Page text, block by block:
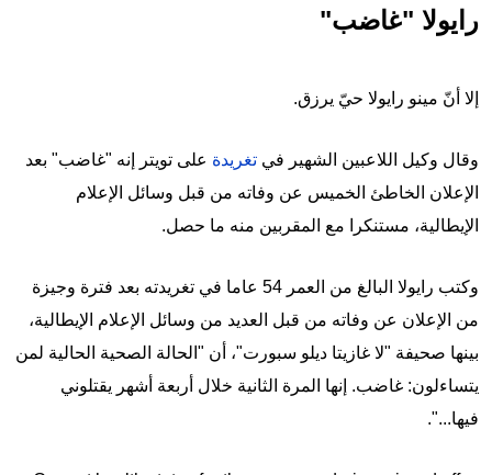
رايولا "غاضب"
إلا أنّ مينو رايولا حيّ يرزق.
وقال وكيل اللاعبين الشهير في تغريدة على تويتر إنه "غاضب" بعد
الإعلان الخاطئ الخميس عن وفاته من قبل وسائل الإعلام
الإيطالية، مستنكرا مع المقربين منه ما حصل.
وكتب رايولا البالغ من العمر 54 عاما في تغريدته بعد فترة وجيزة
من الإعلان عن وفاته من قبل العديد من وسائل الإعلام الإيطالية،
بينها صحيفة "لا غازيتا ديلو سبورت"، أن "الحالة الصحية الحالية لمن
يتساءلون: غاضب. إنها المرة الثانية خلال أربعة أشهر يقتلوني
فيها...".